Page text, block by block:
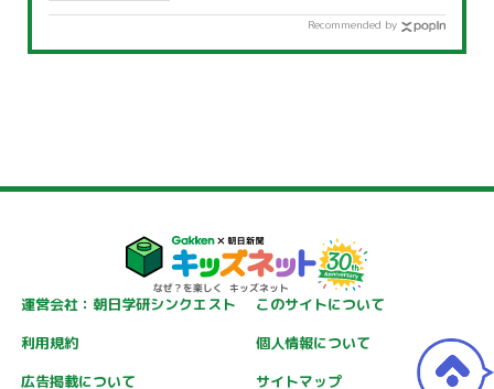
Recommended by
運営会社：朝日学研シンクエスト
このサイトについて
利用規約
個人情報について
広告掲載について
サイトマップ